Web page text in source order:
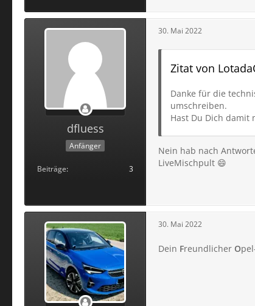
dfluess
Anfänger
Beiträge 3
30. Mai 2022
Zitat von
Danke für die
umschreiben.
Hast Du Dich damit
Nein hab nach
LiveMischpult 😄
30. Mai 2022
Dein Freundlicher O